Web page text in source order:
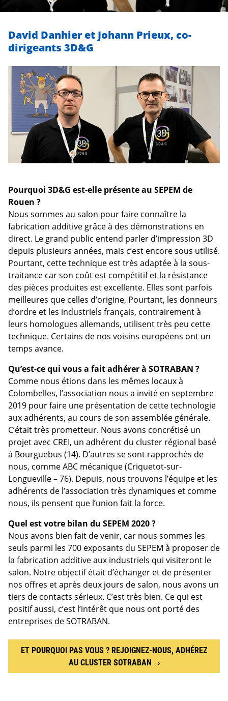
David Danhier et Johann Prieux, co-
dirigeants 3D&G
Pourquoi 3D&G est-elle présente au SEPEM de
Rouen ?
Nous sommes au salon pour faire connaître la
fabrication additive grâce à des démonstrations en
direct. Le grand public entend parler d’impression 3D
depuis plusieurs années, mais c’est encore sous utilisé.
Pourtant, cette technique est très adaptée à la sous-
traitance car son coût est compétitif et la résistance
des pièces produites est excellente. Elles sont parfois
meilleures que celles d’origine, Pourtant, les donneurs
d’ordre et les industriels français, contrairement à
leurs homologues allemands, utilisent très peu cette
technique. Certains de nos voisins européens ont un
temps avance.
Qu’est-ce qui vous a fait adhérer à SOTRABAN ?
Comme nous étions dans les mêmes locaux à
Colombelles, l’association nous a invité en septembre
2019 pour faire une présentation de cette technologie
aux adhérents, au cours de son assemblée générale.
C’était très prometteur. Nous avons concrétisé un
projet avec CREI, un adhérent du cluster régional basé
à Bourguebus (14). D’autres se sont rapprochés de
nous, comme ABC mécanique (Criquetot-sur-
Longueville – 76). Depuis, nous trouvons l’équipe et les
adhérents de l’association très dynamiques et comme
nous, ils pensent que l’union fait la force.
Quel est votre bilan du SEPEM 2020 ?
Nous avons bien fait de venir, car nous sommes les
seuls parmi les 700 exposants du SEPEM à proposer de
la fabrication additive aux industriels qui visiteront le
salon. Notre objectif était d’échanger et de présenter
nos offres et après deux jours de salon, nous avons un
tiers de contacts sérieux. C’est très bien. Ce qui est
positif aussi, c’est l’intérêt que nous ont porté des
entreprises de SOTRABAN.
ET POURQUOI PAS VOUS ? REJOIGNEZ-NOUS, ADHÉREZ
AU CLUSTER SOTRABAN